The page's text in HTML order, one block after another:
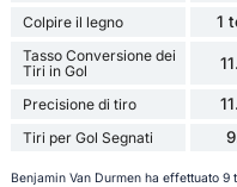
Colpire il legno 1
Tasso Conversione dei
Tiri in Gol
Precisione di tiro
Tiri per Gol Segnati
Benjamin Van Durmen ha effettuato